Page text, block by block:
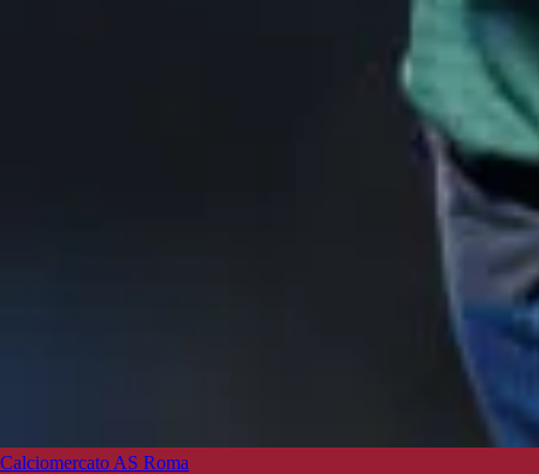
Calciomercato AS Roma